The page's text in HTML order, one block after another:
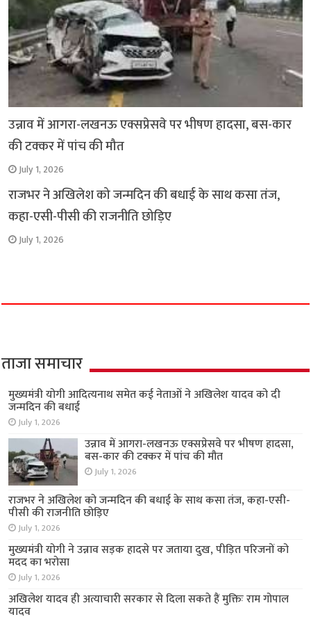
उन्नाव में आगरा-लखनऊ एक्सप्रेसवे पर भीषण हादसा, बस-कार
की टक्कर में पांच की मौत
July 1, 2026
राजभर ने अखिलेश को जन्मदिन की बधाई के साथ कसा तंज,
कहा-एसी-पीसी की राजनीति छोड़िए
July 1, 2026
ताजा समाचार
मुख्यमंत्री योगी आदित्यनाथ समेत कई नेताओं ने अखिलेश यादव को दी
जन्मदिन की बधाई
July 1, 2026
उन्नाव में आगरा-लखनऊ एक्सप्रेसवे पर भीषण हादसा,
बस-कार की टक्कर में पांच की मौत
July 1, 2026
राजभर ने अखिलेश को जन्मदिन की बधाई के साथ कसा तंज, कहा-एसी-
पीसी की राजनीति छोड़िए
July 1, 2026
मुख्यमंत्री योगी ने उन्नाव सड़क हादसे पर जताया दुख, पीड़ित परिजनों को
मदद का भरोसा
July 1, 2026
अखिलेश यादव ही अत्याचारी सरकार से दिला सकते हैं मुक्तिः राम गोपाल
यादव